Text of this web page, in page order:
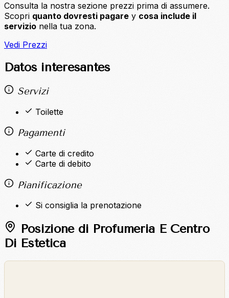
Consulta la nostra sezione prezzi prima di assumere.
Scopri quanto dovresti pagare y cosa include il
servizio nella tua zona.
Vedi Prezzi
Datos interesantes
Servizi
Toilette
Pagamenti
Carte di credito
Carte di debito
Pianificazione
Si consiglia la prenotazione
Posizione di Profumeria E Centro
Di Estetica